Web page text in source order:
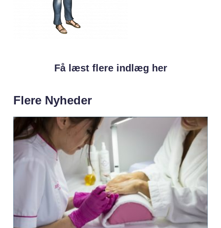
Få læst flere indlæg her
Flere Nyheder